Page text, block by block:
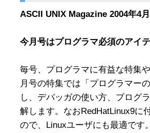
ASCII UNIX Magazine 2004年4
今月号はプログラマ必須のアイ
毎号、プログラマに有益な特集
月号の特集では「プログラマー
し、デバッガの使い方、プログ
解します。なおRedHatLinux9に
ので、Linuxユーザにも最適です